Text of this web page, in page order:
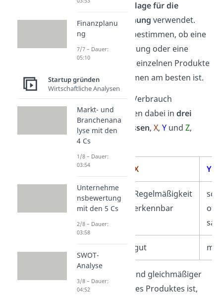
Analyse als
Grundlage für die
Beschaffungsplanung verwendet.
Damit kannst du bestimmen, ob eine
just-in-time
Lieferung oder eine
Lagerhaltung
der einzelnen Produkte
für das Unternehmen am besten ist.
Die Güter, die im Verbrauch
schwanken, werden dabei indrei
verschiedene Klassen,X,Y undZ,
unterteilt.
X Y
Verbrauch
Regelmäßigkeit
erkennbar
oft
gut
und gleichmäßiger
der Verbrauch eines Produktes ist,
Finanzplanu
ng
7/7 – Dauer:
05:10
Startup gründen
Wirtschaftliche Analysen
Markt- und
Branchenana
lyse mit den
4 Cs
1/8 – Dauer:
03:54
Unternehme
nsbewertung
mit den 5 Cs
2/8 – Dauer:
03:58
SWOT-
Analyse
3/8 – Dauer:
04:52